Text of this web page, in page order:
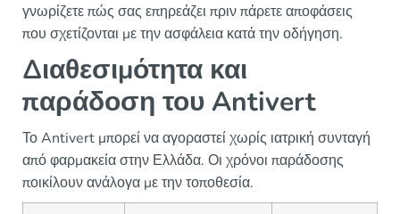
γνωρίζετε πώς σας επηρεάζει πριν πάρετε αποφάσεις
που σχετίζονται με την ασφάλεια κατά την οδήγηση.
Διαθεσιμότητα και
παράδοση του Antivert
Το Antivert μπορεί να αγοραστεί χωρίς ιατρική συνταγή
από φαρμακεία στην Ελλάδα. Οι χρόνοι παράδοσης
ποικίλουν ανάλογα με την τοποθεσία.